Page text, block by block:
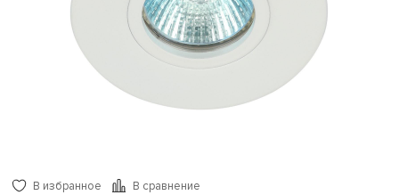
В избранное В сравнение